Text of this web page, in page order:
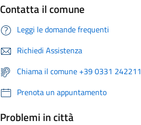
Contatta il comune
Leggi le domande frequenti
Richiedi Assistenza
Chiama il comune +39 0331 242211
Prenota un appuntamento
Problemi in città